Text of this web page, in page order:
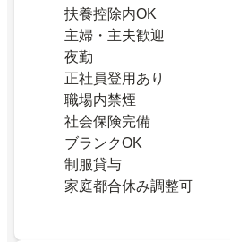
扶養控除内OK
主婦・主夫歓迎
夜勤
正社員登用あり
職場内禁煙
社会保険完備
ブランクOK
制服貸与
家庭都合休み調整可